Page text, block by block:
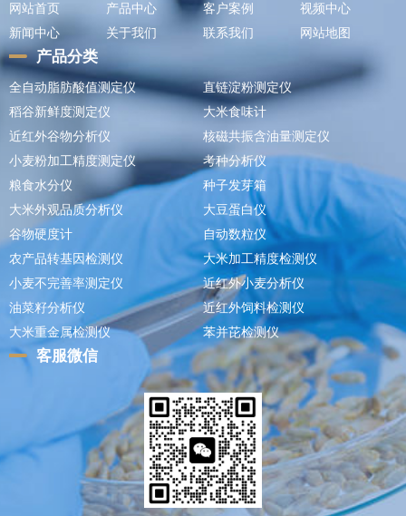
网站首页 产品中心 客户案例
视频中心
新闻中心
关于我们 联系我们 网站地图
产品分类
全自动脂肪酸值测定仪
直链淀粉测定仪
稻谷新鲜度测定仪
大米食味计
近红外谷物分析仪
核磁共振含油量测定仪
小麦粉加工精度测定仪
考种分析仪
粮食水分仪
种子发芽箱
大米外观品质分析仪
大豆蛋白仪
谷物硬度计
自动数粒仪
农产品转基因检测仪
大米加工精度检测仪
小麦不完善率测定仪
近红外小麦分析仪
油菜籽分析仪
近红外饲料检测仪
大米重金属检测仪
苯并芘检测仪
客服微信